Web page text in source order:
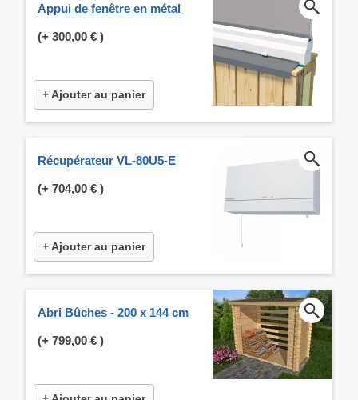
Appui de fenêtre en métal
(+ 300,00 € )
+ Ajouter au panier
Récupérateur VL-80U5-E
(+ 704,00 € )
+ Ajouter au panier
Abri Bûches - 200 x 144 cm
(+ 799,00 € )